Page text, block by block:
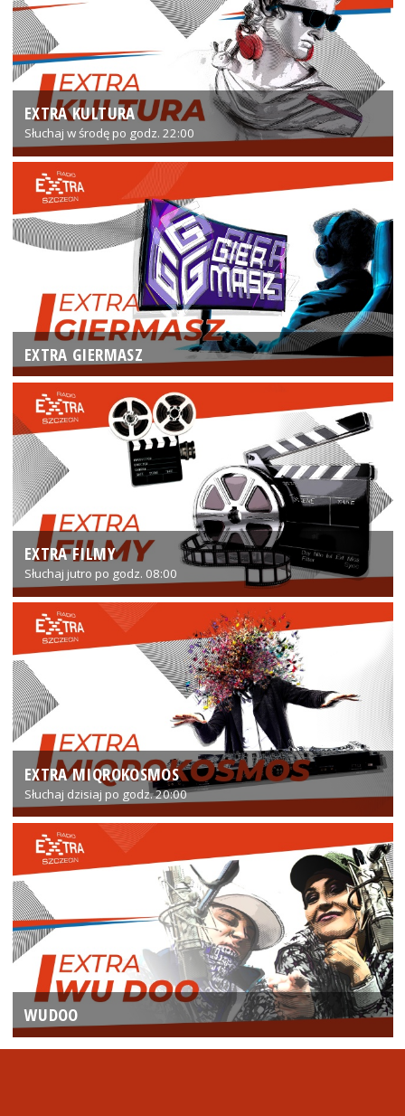
EXTRA KULTURA
Słuchaj w środę po godz. 22:00
EXTRA GIERMASZ
EXTRA FILMY
Słuchaj jutro po godz. 08:00
EXTRA MIQROKOSMOS
Słuchaj dzisiaj po godz. 20:00
WUDOO